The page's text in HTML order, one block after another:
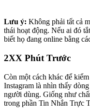
Lưu ý: Không phải tất cả
thái hoạt động. Nếu ai đó
biết họ đang online bằng
2XX Phút Trước
Còn một cách khác để
Instagram là nhìn thấy
người dùng. Giống như
trong phần Tin Nhắn Trực